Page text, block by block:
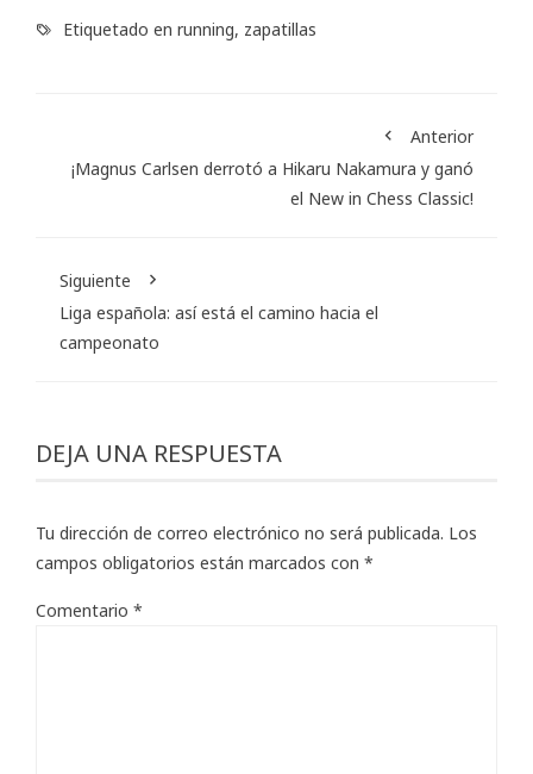
Etiquetado en running, zapatillas
Anterior
¡Magnus Carlsen derrotó a Hikaru Nakamura y ganó
el New in Chess Classic!
Siguiente
Liga española: así está el camino hacia el
campeonato
DEJA UNA RESPUESTA
Tu dirección de correo electrónico no será publicada. Los
campos obligatorios están marcados con *
Comentario *